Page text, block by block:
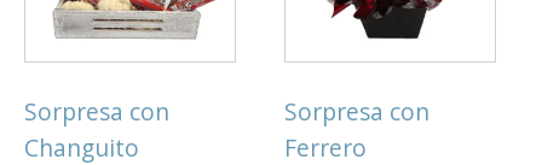
Sorpresa con
Changuito
Sorpresa con
Ferrero